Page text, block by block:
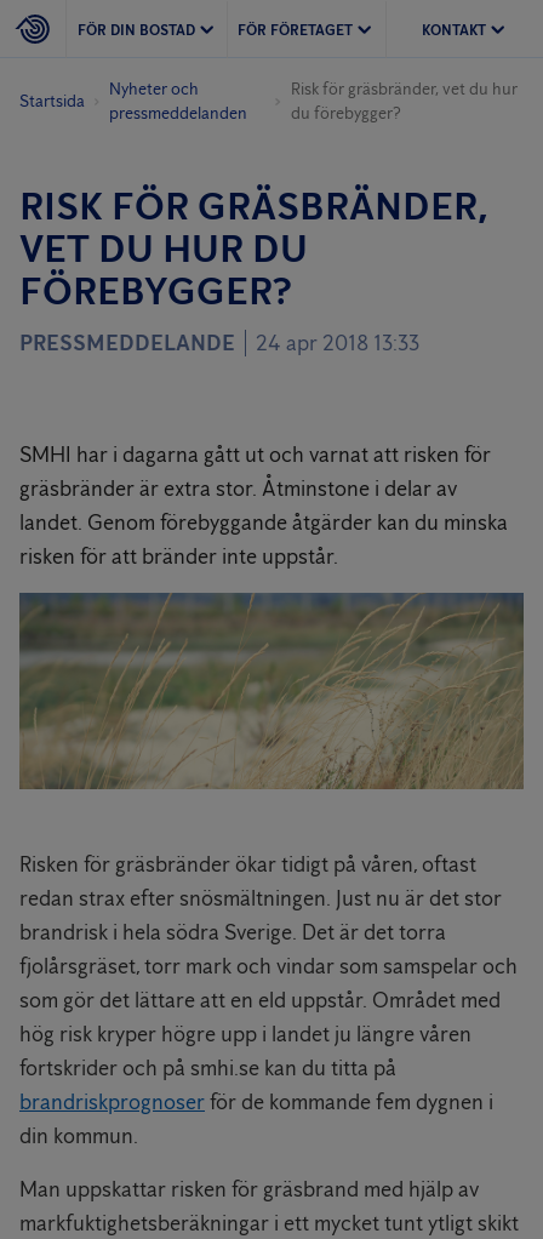
FÖR DIN BOSTAD FÖR FÖRETAGET KONTAKT
Startsida
Nyheter och
pressmeddelanden
Risk för gräsbränder, vet du hur
du förebygger?
RISK FÖR GRÄSBRÄNDER,
VET DU HUR DU
FÖREBYGGER?
PRESSMEDDELANDE 24 apr 2018 13:33
SMHI har i dagarna gått ut och varnat att risken för
gräsbränder är extra stor. Åtminstone i delar av
landet. Genom förebyggande åtgärder kan du minska
risken för att bränder inte uppstår.
Risken för gräsbränder ökar tidigt på våren, oftast
redan strax efter snösmältningen. Just nu är det stor
brandrisk i hela södra Sverige. Det är det torra
fjolårsgräset, torr mark och vindar som samspelar och
som gör det lättare att en eld uppstår. Området med
hög risk kryper högre upp i landet ju längre våren
fortskrider och på smhi.se kan du titta på
brandriskprognoserför de kommande fem dygnen i
din kommun.
Man uppskattar risken för gräsbrand med hjälp av
markfuktighetsberäkningar i ett mycket tunt ytligt skikt